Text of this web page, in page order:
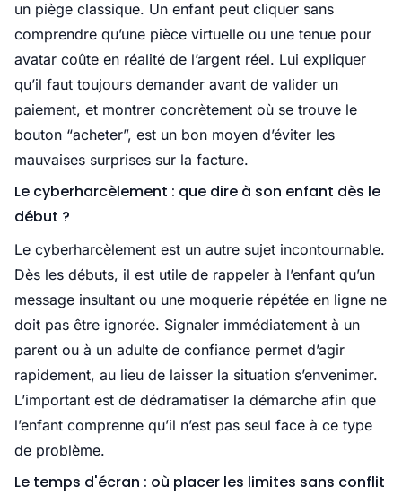
un piège classique. Un enfant peut cliquer sans
comprendre qu’une pièce virtuelle ou une tenue pour
avatar coûte en réalité de l’argent réel. Lui expliquer
qu’il faut toujours demander avant de valider un
paiement, et montrer concrètement où se trouve le
bouton “acheter”, est un bon moyen d’éviter les
mauvaises surprises sur la facture.
Le cyberharcèlement : que dire à son enfant dès le
début ?
Le cyberharcèlement est un autre sujet incontournable.
Dès les débuts, il est utile de rappeler à l’enfant qu’un
message insultant ou une moquerie répétée en ligne ne
doit pas être ignorée. Signaler immédiatement à un
parent ou à un adulte de confiance permet d’agir
rapidement, au lieu de laisser la situation s’envenimer.
L’important est de dédramatiser la démarche afin que
l’enfant comprenne qu’il n’est pas seul face à ce type
de problème.
Le temps d'écran : où placer les limites sans conflit